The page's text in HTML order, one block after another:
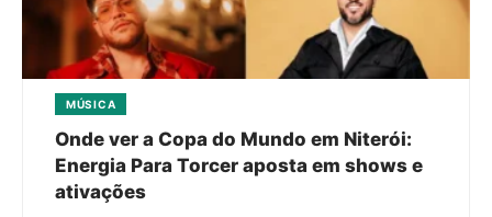
MÚSICA
Onde ver a Copa do Mundo em Niterói:
Energia Para Torcer aposta em shows e
ativações